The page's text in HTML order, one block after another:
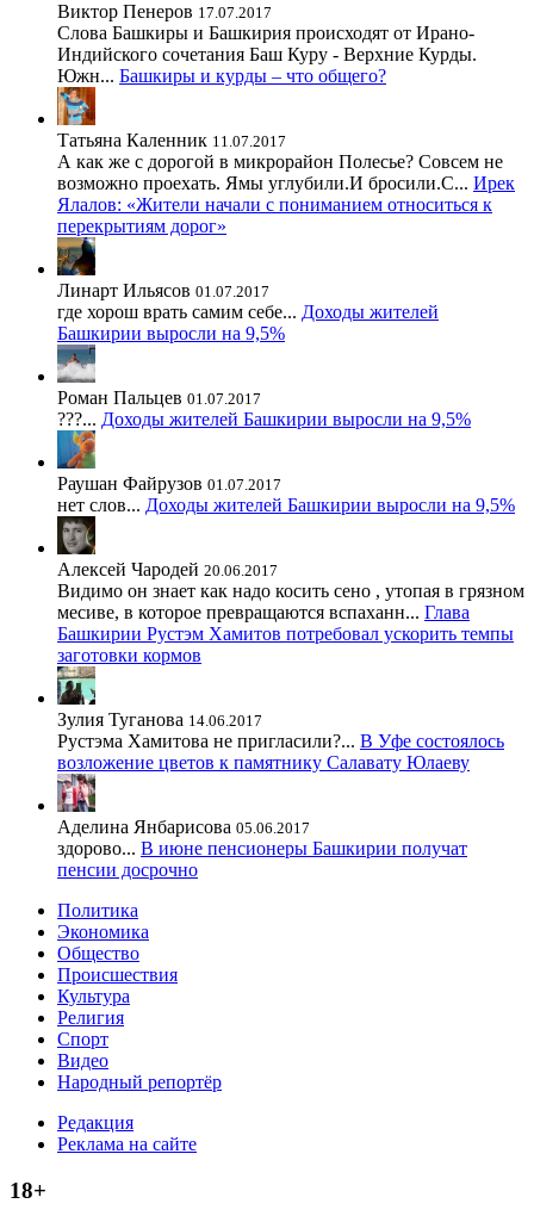
Виктор Пенеров 17.07.2017
Слова Башкиры и Башкирия происходят от Ирано-
Индийского сочетания Баш Куру - Верхние Курды.
Южн... Башкиры и курды – что общего?
Татьяна Каленник 11.07.2017
А как же с дорогой в микрорайон Полесье? Совсем не
возможно проехать. Ямы углубили.И бросили.С... Ирек
Ялалов: «Жители начали с пониманием относиться к
перекрытиям дорог»
Линарт Ильясов 01.07.2017
где хорош врать самим себе... Доходы жителей
Башкирии выросли на 9,5%
Роман Пальцев 01.07.2017
???... Доходы жителей Башкирии выросли на 9,5%
Раушан Файрузов 01.07.2017
нет слов... Доходы жителей Башкирии выросли на 9,5%
Алексей Чародей 20.06.2017
Видимо он знает как надо косить сено , утопая в грязном
месиве, в которое превращаются вспаханн... Глава
Башкирии Рустэм Хамитов потребовал ускорить темпы
заготовки кормов
Зулия Туганова 14.06.2017
Рустэма Хамитова не пригласили?... В Уфе состоялось
возложение цветов к памятнику Салавату Юлаеву
Аделина Янбарисова 05.06.2017
здорово... В июне пенсионеры Башкирии получат
пенсии досрочно
Политика
Экономика
Общество
Происшествия
Культура
Религия
Спорт
Видео
Народный репортёр
Редакция
Реклама на сайте
18+